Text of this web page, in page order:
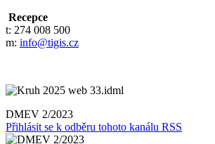
Recepce
t: 274 008 500
m: info@tigis.cz
DMEV 2/2023
Přihlásit se k odběru tohoto kanálu RSS